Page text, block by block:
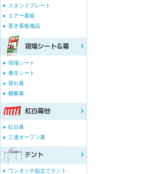
スタンドプレート
エアー看板
置き看板備品
現場シート
養生シート
垂れ幕
横断幕
紅白幕
三連オープン幕
ワンタッチ組立てテント